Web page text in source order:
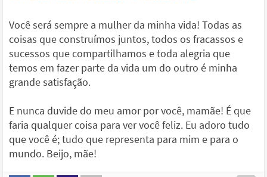
Você será sempre a mulher da minha vida! Todas as
coisas que construímos juntos, todos os fracassos e
sucessos que compartilhamos e toda alegria que
temos em fazer parte da vida um do outro é minha
grande satisfação.
E nunca duvide do meu amor por você, mamãe! É que
faria qualquer coisa para ver você feliz. Eu adoro tudo
que você é; tudo que representa para mim e para o
mundo. Beijo, mãe!